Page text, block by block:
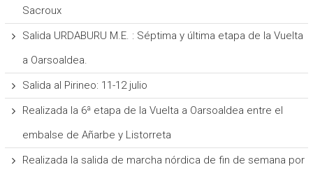
Sacroux
Salida URDABURU M.E. : Séptima y última etapa de la Vuelta
a Oarsoaldea.
Salida al Pirineo: 11-12 julio
Realizada la 6ª etapa de la Vuelta a Oarsoaldea entre el
embalse de Añarbe y Listorreta
Realizada la salida de marcha nórdica de fin de semana por